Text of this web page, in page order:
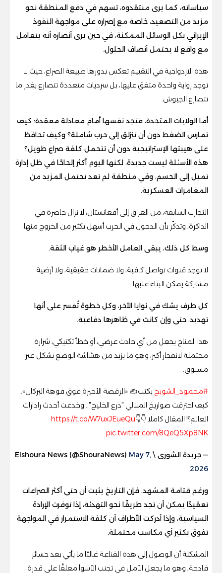
سياساته، كما يرى منتقدوه، تسهم في دفع المنطقة نحو
مزيد من التصعيد، خاصة مع إصراره على مواجهة النفوذ
الإيراني بكل الوسائل الممكنة، في حين يرى أنصاره أنه يتعامل
مع واقع لا يحتمل أنصاف الحلول.
هذه الازدواجية في التقييم تعكس بدورها طبيعة الصراع، حيث لا
توجد رواية واحدة متفق عليها، بل سرديات متعددة تتصارع بقدر ما
تتصارع الجيوش.
أما الولايات المتحدة، فتجد نفسها أمام معادلة معقدة: كيف
تمارس الضغط دون أن تنزلق إلى حرب شاملة؟ وكيف تحافظ
على هيبتها الإستراتيجية دون أن تتحمل كلفة صراع طويل؟
هذه الأسئلة ليست جديدة، لكنها اليوم أكثر إلحاحًا في ظل إدارة
تميل إلى الحسم، وفي منطقة لم تعد تحتمل المزيد من
المغامرات العسكرية.
التجارب السابقة، من العراق إلى أفغانستان، لا تزال حاضرة في
الذاكرة، وتذكّر بأن الدخول في الحرب أسهل بكثير من الخروج منها.
وسط كل ذلك، يبقى العامل الأخطر هو غياب الثقة.
لا توجد قنوات تواصل كافية، ولا ضمانات حقيقية، ولا أرضية
مشتركة يمكن البناء عليها.
كل طرف يشك في نوايا الآخر، وكل خطوة تُفسر على أنها
تهديد، حتى وإن كانت في ظاهرها دفاعية.
هذا المناخ يجعل من أي حادث عرضي، أو خطأ تكتيكي، شرارة
محتملة لانفجار أكبر، وهو ما يزيد من هشاشة الوضع بشكل غير
مسبوق.
#محمود_الشويخ يكتب✍️ «الرقصة الأخيرة فوق فوهة البركان»..
كيف اخترقت صواريخ الملالي "درع الخليج".. وخدعت أحدث رادارات
العالم؟! المقال كاملا 👇👇https://t.co/W7uxJEueQu
pic.twitter.com/8QeQ5Xp8NK
— جريدة الشورى \ Elshoura News (@ShouraNews) May 7,
2026
ورغم قتامة المشهد، فإن التاريخ يثبت أن حتى أكثر الصراعات
تعقيدًا يمكن أن تجد طريقًا نحو التهدئة، إذا توفرت الإرادة
السياسية، وإذا أدركت الأطراف أن كلفة الاستمرار في المواجهة
تفوق بكثير أي مكاسب محتملة.
المشكلة أن الوصول إلى هذه القناعة غالبًا ما يأتي بعد خسائر
فادحة، وهو ما يجعل الأمل في تجنب الأسوأ معلقًا على قدرة